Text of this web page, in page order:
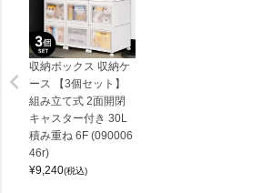
収納ボックス 収納ケ
ース 【3個セット】
組み立て式 2面開閉
キャスター付き 30L
積み重ね 6F (090006
46r)
¥9,240(税込)